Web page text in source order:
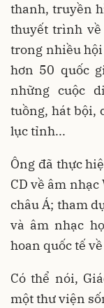
thanh, truyền
thuyết trình
trong nhiều
hơn 50 quốc
những cuộc
tuồng, hát bội,
lục tỉnh...
Ông đã thực
CD về âm
châu Á; tham
và âm nhạc
hoan quốc tế
Có thể nói,
một thư viện